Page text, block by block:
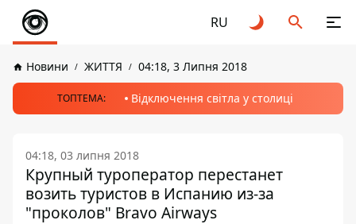
RU
Новини ЖИТТЯ 04:18, 3 Липня 2018
ТОПТЕМА: Відключення світла у столиці
04:18, 03 липня 2018
Крупный туроператор перестанет
возить туристов в Испанию из-за
"проколов" Bravo Airways